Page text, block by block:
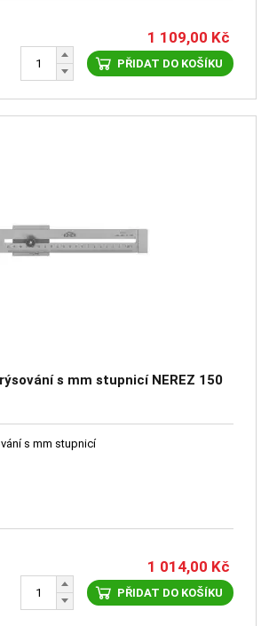
1 109,00 Kč
PŘIDAT DO KOŠÍKU
s mm stupnicí NEREZ 150
s mm stupnicí
1 014,00 Kč
PŘIDAT DO KOŠÍKU